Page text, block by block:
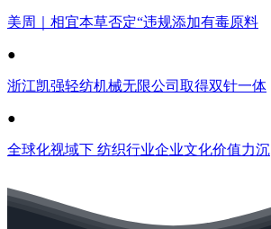
美周｜相宜本草否定“违规添加有毒原料
●
浙江凯强轻纺机械无限公司取得双针一体
●
全球化视域下 纺织行业企业文化价值力沉